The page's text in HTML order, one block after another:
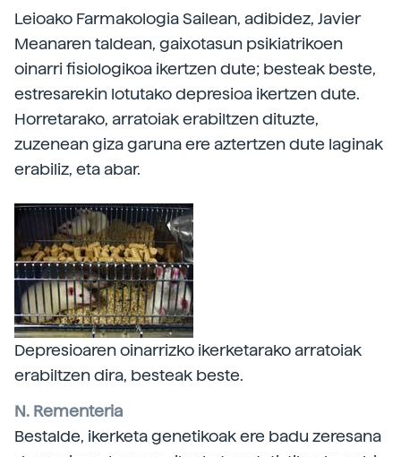
Leioako Farmakologia Sailean, adibidez, Javier
Meanaren taldean, gaixotasun psikiatrikoen
oinarri fisiologikoa ikertzen dute; besteak beste,
estresarekin lotutako depresioa ikertzen dute.
Horretarako, arratoiak erabiltzen dituzte,
zuzenean giza garuna ere aztertzen dute laginak
erabiliz, eta abar.
Depresioaren oinarrizko ikerketarako arratoiak
erabiltzen dira, besteak beste.
N. Rementeria
Bestalde, ikerketa genetikoak ere badu zeresana